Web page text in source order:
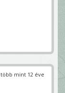
több mint 12 éve